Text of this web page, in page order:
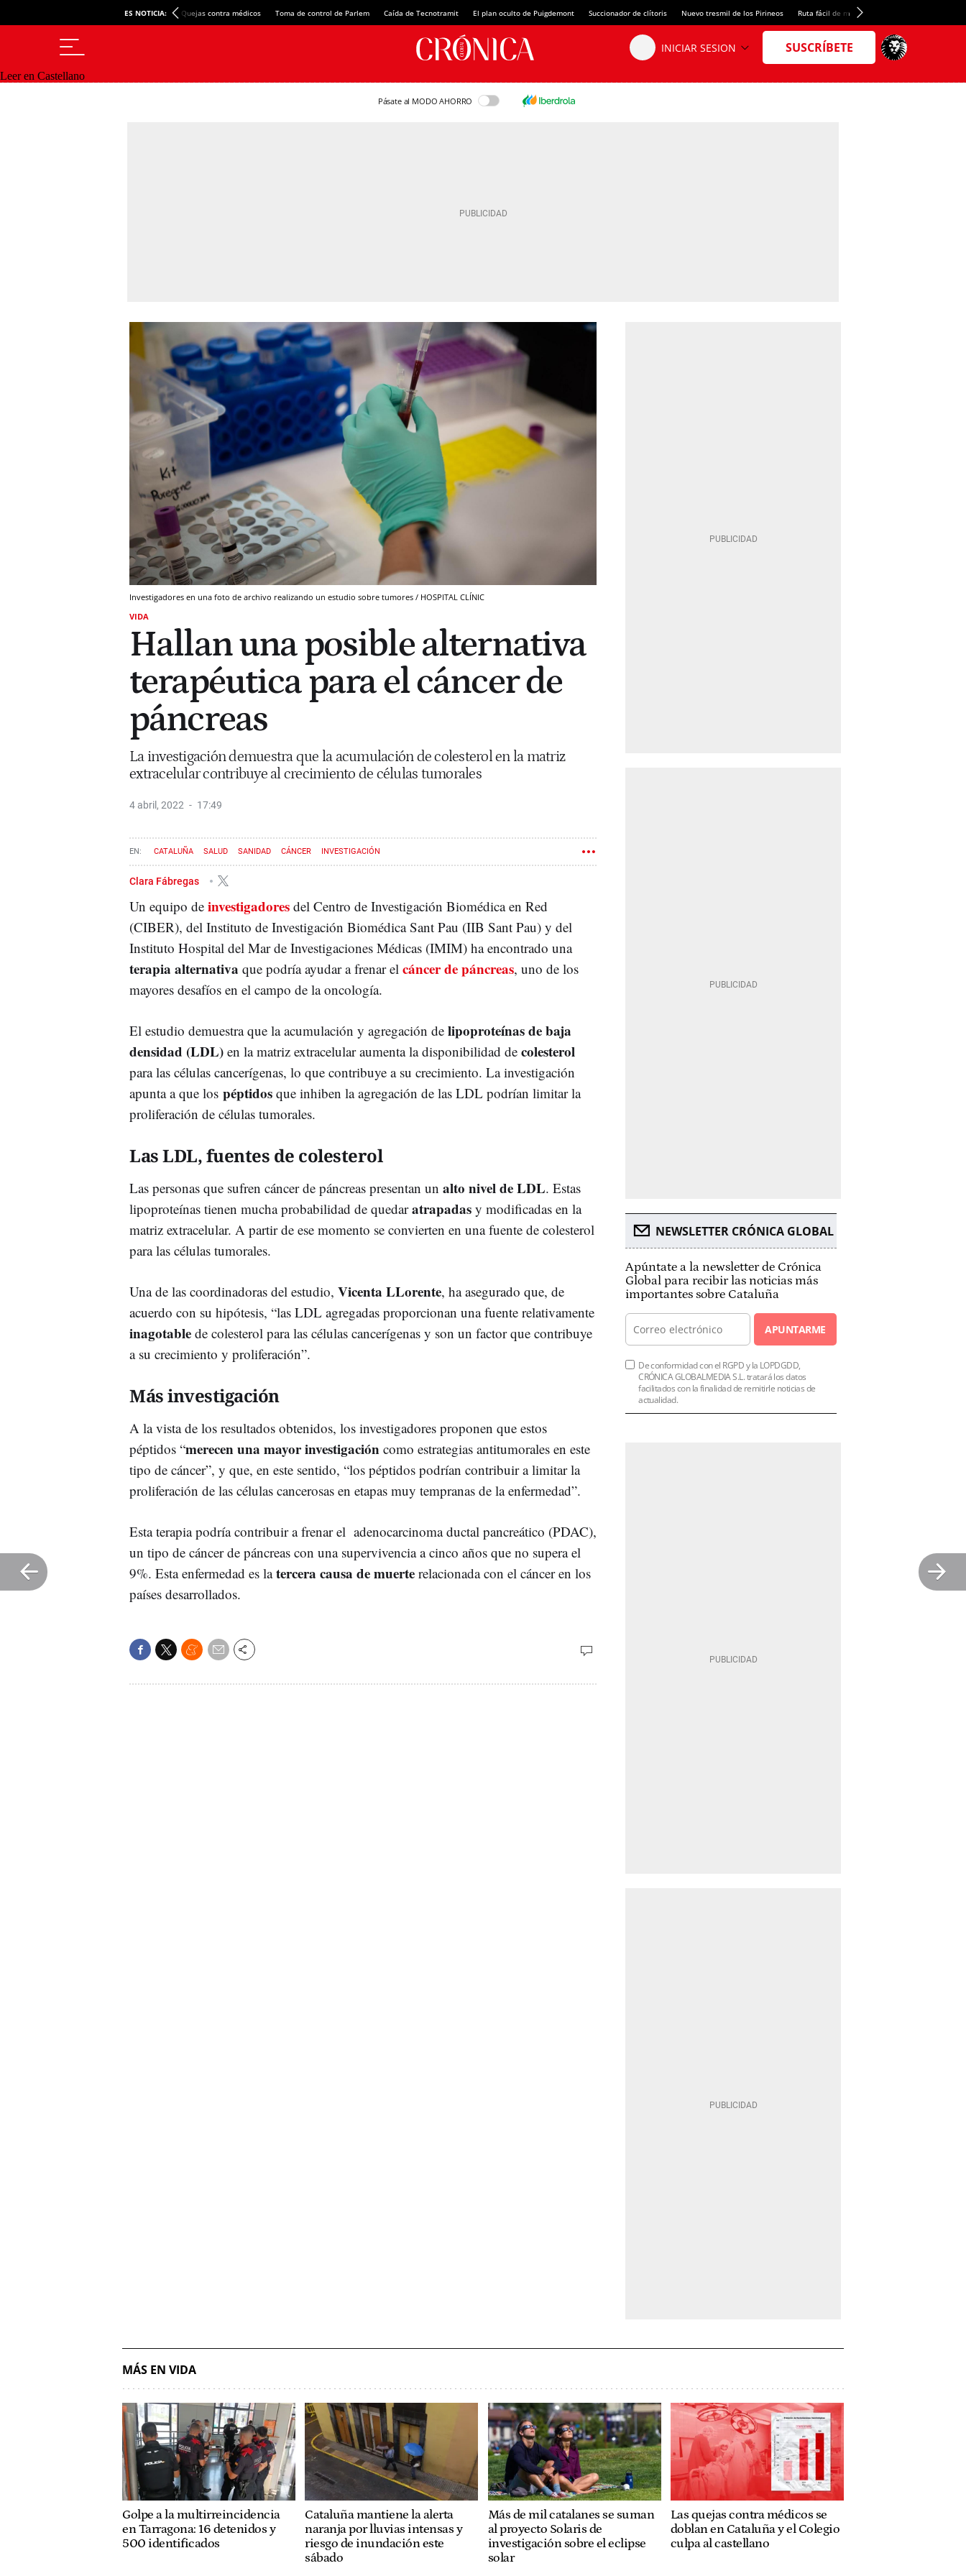
ES NOTICIA: Quejas contra médicos Toma de control de Parlem Caída de Tecnotramit El plan oculto de Puigdemont Succionador de clítoris Nuevo tresmil de los Pirineos Ruta fácil de montaña
Leer en Castellano
Pásate al MODO AHORRO
Investigadores en una foto de archivo realizando un estudio sobre tumores / HOSPITAL CLÍNIC
VIDA
Hallan una posible alternativa
terapéutica para el cáncer de
páncreas
La investigación demuestra que la acumulación de colesterol en la matriz
extracelular contribuye al crecimiento de células tumorales
4 abril, 2022 17:49
CATALUÑA SALUD SANIDAD CÁNCER INVESTIGACIÓN
Clara Fábregas
Un equipo de investigadores del Centro de Investigación Biomédica en Red
(CIBER), del Instituto de Investigación Biomédica Sant Pau (IIB Sant Pau) y del
Instituto Hospital del Mar de Investigaciones Médicas (IMIM) ha encontrado una
terapia alternativa que podría ayudar a frenar el cáncer de páncreas, uno de los
mayores desafíos en el campo de la oncología.
El estudio demuestra que la acumulación y agregación de lipoproteínas de baja
densidad (LDL) en la matriz extracelular aumenta la disponibilidad de colesterol
para las células cancerígenas, lo que contribuye a su crecimiento. La investigación
apunta a que los péptidos que inhiben la agregación de las LDL podrían limitar la
proliferación de células tumorales.
Las LDL, fuentes de colesterol
Las personas que sufren cáncer de páncreas presentan un alto nivel de LDL. Estas
lipoproteínas tienen mucha probabilidad de quedaratrapadas y modificadas en la
matriz extracelular. A partir de ese momento se convierten en una fuente de colesterol
para las células tumorales.
Una de las coordinadoras del estudio, Vicenta LLorente, ha asegurado que, de
acuerdo con su hipótesis, “las LDL agregadas proporcionan una fuente relativamente
inagotable de colesterol para las células cancerígenas y son un factor que contribuye
a su crecimiento y proliferación”.
Más investigación
A la vista de los resultados obtenidos, los investigadores proponen que estos
péptidos “merecen una mayor investigación como estrategias antitumorales en este
tipo de cáncer”, y que, en este sentido, “los péptidos podrían contribuir a limitar la
proliferación de las células cancerosas en etapas muy tempranas de la enfermedad”.
Esta terapia podría contribuir a frenar el adenocarcinoma ductal pancreático (PDAC),
un tipo de cáncer de páncreas con una supervivencia a cinco años que no supera el
9%. Esta enfermedad es latercera causa de muerte relacionada con el cáncer en los
países desarrollados.
NEWSLETTER CRÓNICA GLOBAL
Apúntate a la newsletter de Crónica
Global para recibir las noticias más
importantes sobre Cataluña
APUNTARME
De conformidad con el RGPD y la LOPDGDD,
CRÓNICA GLOBALMEDIA S.L. tratará los datos
facilitados con la finalidad de remitirle noticias de
actualidad.
MÁS EN VIDA
Golpe a la multirreincidencia
en Tarragona: 16 detenidos y
500 identificados
Cataluña mantiene la alerta
naranja por lluvias intensas y
riesgo de inundación este
sábado
Más de mil catalanes se suman
al proyecto Solaris de
investigación sobre el eclipse
solar
Las quejas contra médicos se
doblan en Cataluña y el Colegio
culpa al castellano